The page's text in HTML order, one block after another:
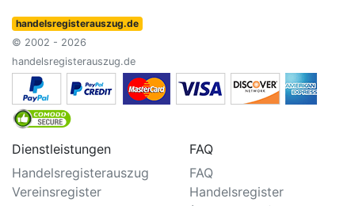
handelsregisterauszug.de
© 2002 - 2026
handelsregisterauszug.de
Dienstleistungen
Handelsregisterauszug
Vereinsregister
FAQ
FAQ
Handelsregister